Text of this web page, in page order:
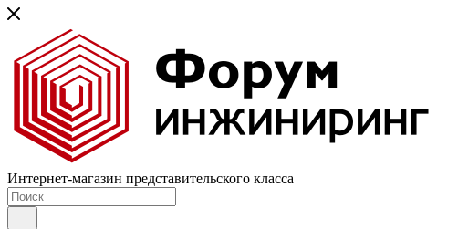
Интернет-магазин представительского класса